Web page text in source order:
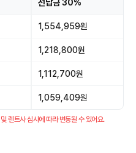
선납금 30%
1,554,959원
1,218,800원
1,112,700원
1,059,409원
렌트사 심사에 따라 변동될 수 있어요.